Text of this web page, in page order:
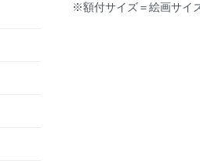
※額付サイズ＝絵画サイ